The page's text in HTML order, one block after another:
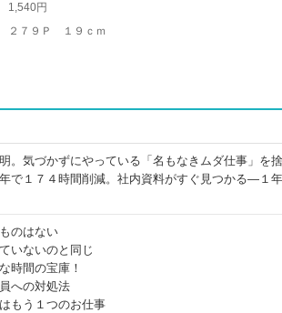
1,540円
２７９Ｐ １９ｃｍ
。気づかずにやっている「名もなきムダ仕事」を
で１７４時間削減。社内資料がすぐ見つかる―１
のはない
いないのと同じ
時間の宝庫！
への対処法
もう１つのお仕事